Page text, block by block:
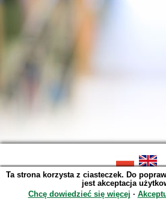
SOWA OPAC v. 6.11.10
Wygenerowano w 0,0021
Ta strona korzysta z ciasteczek. Do
jest akceptacja
Chcę dowiedzieć się więcej ∙